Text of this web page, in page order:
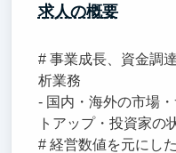
求人の概要
# 事業成長、資金調
析業務
- 国内・海外の市場
トアップ・投資家の
# 経営数値を元にし